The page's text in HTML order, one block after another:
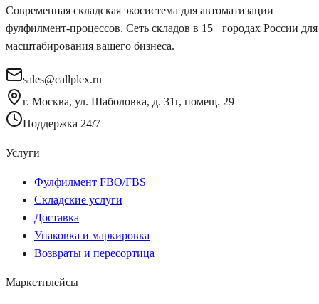
Современная складская экосистема для автоматизации
фулфилмент-процессов. Сеть складов в 15+ городах России для
масштабирования вашего бизнеса.
sales@callplex.ru
г. Москва, ул. Шаболовка, д. 31г, помещ. 29
Поддержка 24/7
Услуги
Фулфилмент FBO/FBS
Складские услуги
Доставка
Упаковка и маркировка
Возвраты и пересортица
Маркетплейсы